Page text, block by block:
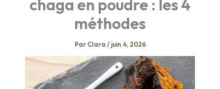
chaga en poudre : les 4
méthodes
Par Clara / juin 4, 2026